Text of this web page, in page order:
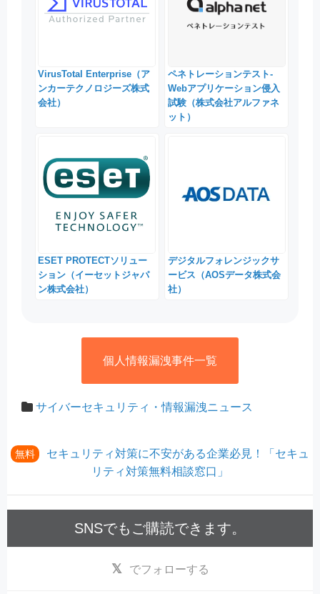
VirusTotal Enterprise（ア
ンカーテクノロジーズ株式
会社）
ペネトレーションテスト-
Webアプリケーション侵入
試験（株式会社アルファネ
ット）
ESET PROTECTソリュー
ション（イーセットジャパ
ン株式会社）
デジタルフォレンジックサ
ービス（AOSデータ株式会
社）
個人情報漏洩事件一覧
サイバーセキュリティ・情報漏洩ニュース
無料
セキュリティ対策に不安がある企業必見！「セキュ
リティ対策無料相談窓口」
SNSでもご購読できます。
でフォローする